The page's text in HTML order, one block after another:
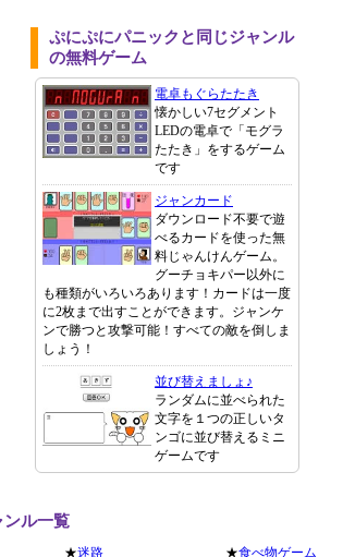
ぷにぷにパニックと同じジャンル
の無料ゲーム
電卓もぐらたたき
懐かしい7セグメント
LEDの電卓で「モグラ
たたき」をするゲーム
です
ジャンカード
ダウンロード不要で遊
べるカードを使った無
料じゃんけんゲーム。
グーチョキパー以外に
も種類がいろいろあります！カードは一度
に2枚まで出すことができます。ジャンケ
ンで勝つと攻撃可能！すべての敵を倒しま
しょう！
並び替えましょ♪
ランダムに並べられた
文字を１つの正しいタ
ンゴに並び替えるミニ
ゲームです
ンル一覧
★迷路 ★食べ物ゲーム